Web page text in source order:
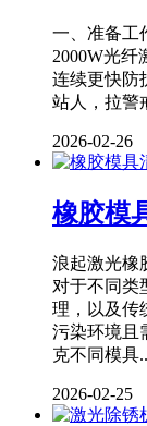
一、准备工
2000W光纤
连续更快防
站人，拉警
2026-02-26
橡胶模
浪起激光橡
对于不同类
理，以及传
污染环境且
克不同模具
2026-02-25